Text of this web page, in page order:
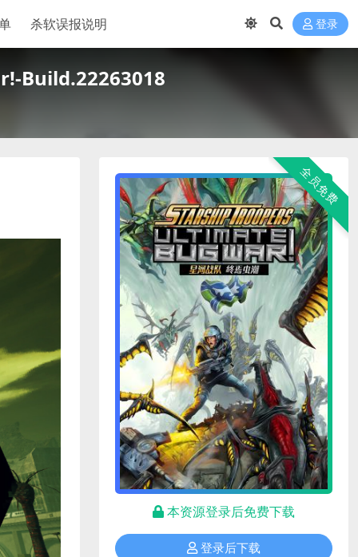
杀软误报说明 登录
Build.22263018
全员免费
本资源登录后免费下载
登录后下载